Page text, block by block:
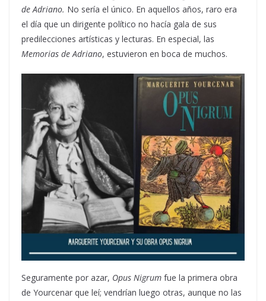
de Adriano. No sería el único. En aquellos años, raro era
el día que un dirigente político no hacía gala de sus
predilecciones artísticas y lecturas. En especial, las
Memorias de Adriano, estuvieron en boca de muchos.
Seguramente por azar, Opus Nigrum fue la primera obra
de Yourcenar que leí; vendrían luego otras, aunque no las